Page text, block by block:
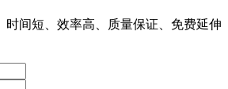
时间短、效率高、质量保证、免费延伸